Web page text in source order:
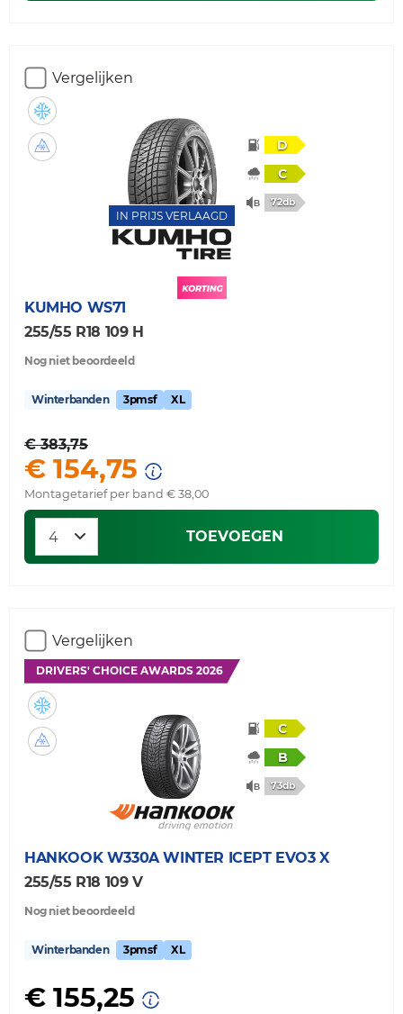
Vergelijken
IN PRIJS VERLAAGD
D
C
72db
KUMHO WS71
255/55 R18 109 H
Nog niet beoordeeld
Winterbanden 3pmsf XL
€ 383,75
€ 154,75
Montagetarief per band € 38,00
TOEVOEGEN
Vergelijken
DRIVERS' CHOICE AWARDS 2026
C
B
73db
HANKOOK W330A WINTER ICEPT EVO3 X
255/55 R18 109 V
Nog niet beoordeeld
Winterbanden 3pmsf XL
€ 155,25